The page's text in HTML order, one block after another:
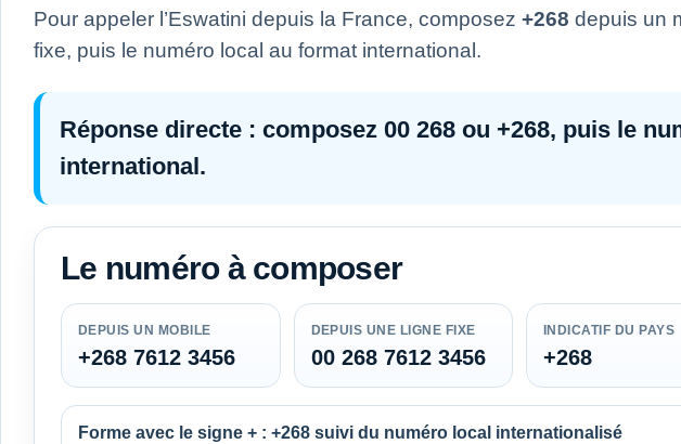
Pour appeler l’Eswatini depuis la France, composez +268 depuis un
fixe, puis le numéro local au format international.
Réponse directe : composez 00 268 ou +268, puis le
international.
Le numéro à composer
DEPUIS UN MOBILE
+268 7612 3456
DEPUIS UNE LIGNE FIXE
00 268 7612 3456
INDICATIF DU PAYS
+268
Forme avec le signe + : +268 suivi du numéro local internationalisé